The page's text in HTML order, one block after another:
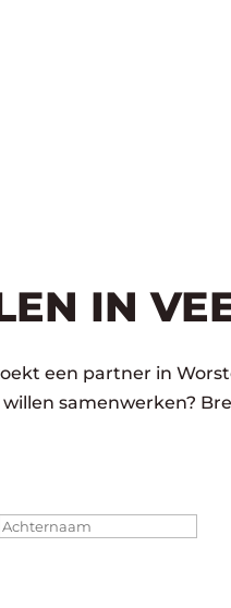
IN
een partner in
samenwerken?
Voornaam